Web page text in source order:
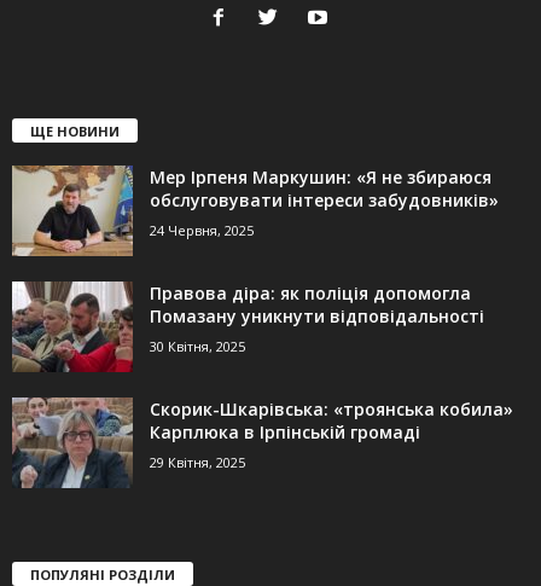
ЩЕ НОВИНИ
Мер Ірпеня Маркушин: «Я не збираюся
обслуговувати інтереси забудовників»
24 Червня, 2025
Правова діра: як поліція допомогла
Помазану уникнути відповідальності
30 Квітня, 2025
Скорик-Шкарівська: «троянська кобила»
Карплюка в Ірпінській громаді
29 Квітня, 2025
ПОПУЛЯНІ РОЗДІЛИ